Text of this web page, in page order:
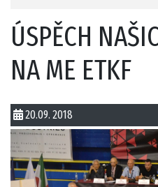
ÚSPĚCH
NA ME ETKF
20.09. 2018